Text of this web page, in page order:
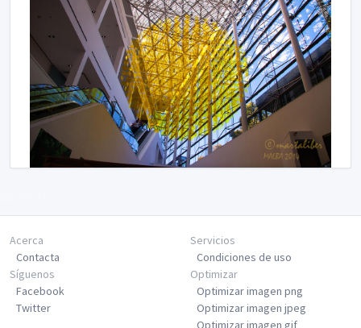
Acerca
Contacta
Servicios
Condiciones de uso
Síguenos
Facebook
Twitter
Optimizar
Optimizar imagen png
Optimizar imagen jpeg
Optimizar imagen gif